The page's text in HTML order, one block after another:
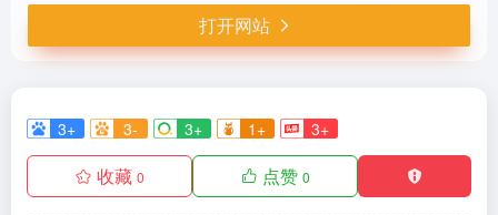
打开网站
3+ 3- 3+ 1+ 3+
收藏 0 点赞 0